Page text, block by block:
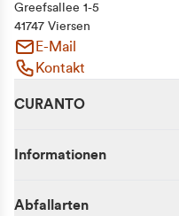
Greefsallee 1-5
41747 Viersen
E-Mail
Kontakt
CURANTO
Informationen
Abfallarten